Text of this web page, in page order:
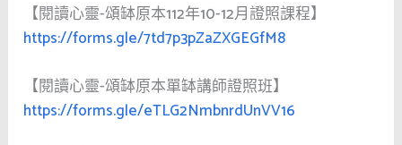
【閱讀心靈-頌缽原本112年10-12月證照課程】
https://forms.gle/7td7p3pZaZXGEGfM8
【閱讀心靈-頌缽原本單缽講師證照班】
https://forms.gle/eTLG2NmbnrdUnVV16